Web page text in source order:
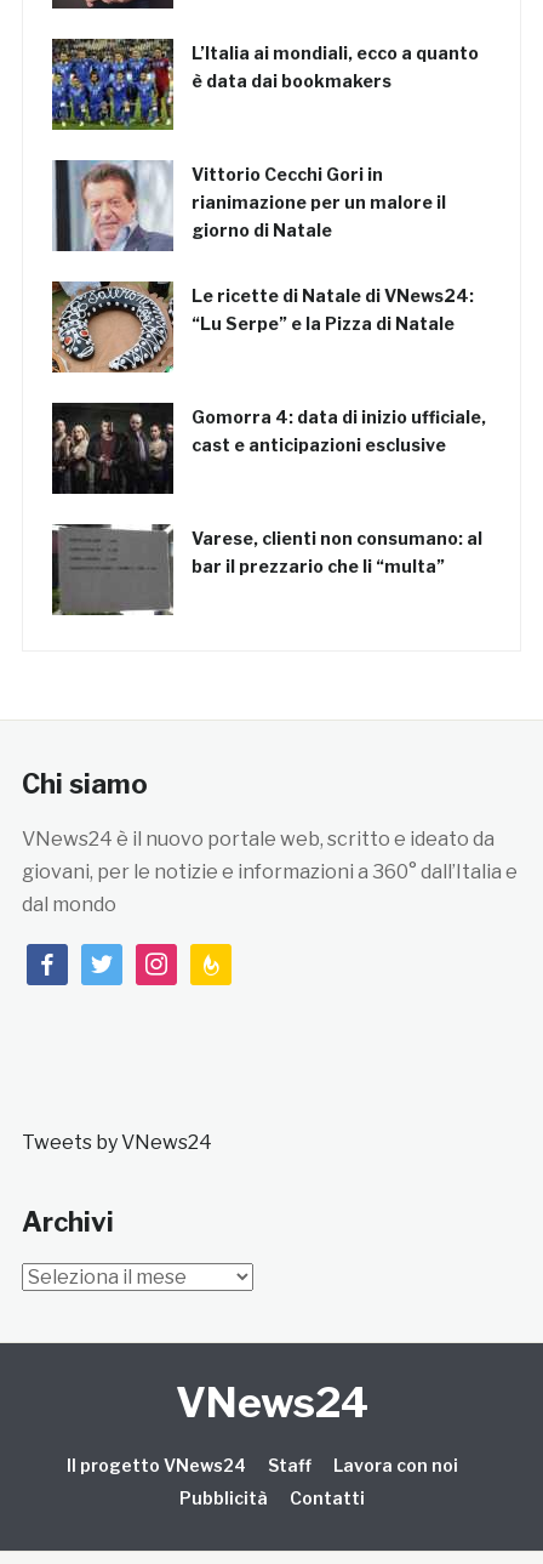
L’Italia ai mondiali, ecco a quanto
è data dai bookmakers
Vittorio Cecchi Gori in
rianimazione per un malore il
giorno di Natale
Le ricette di Natale di VNews24:
“Lu Serpe” e la Pizza di Natale
Gomorra 4: data di inizio ufficiale,
cast e anticipazioni esclusive
Varese, clienti non consumano: al
bar il prezzario che li “multa”
Chi siamo
VNews24 è il nuovo portale web, scritto e ideato da
giovani, per le notizie e informazioni a 360° dall’Italia e
dal mondo
facebooktwitterinstagramfeedburner
Tweets by VNews24
Archivi
Archivi
VNews24
Il progetto VNews24 Staff
Lavora con noi
Pubblicità
Contatti